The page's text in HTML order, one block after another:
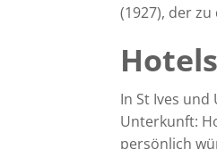
(1927), der zu
In St Ives
Unterkunft:
persönlich